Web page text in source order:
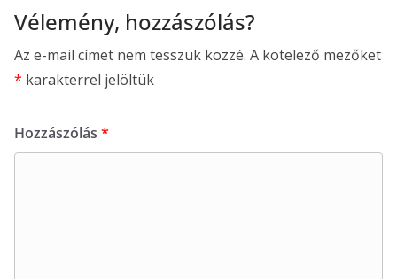
Vélemény, hozzászólás?
Az e-mail címet nem tesszük közzé. A kötelező mezőket
* karakterrel jelöltük
Hozzászólás *